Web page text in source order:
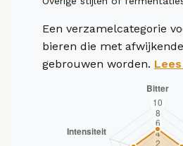
Een verzamelcategorie
bieren die met
gebrouwen worden.